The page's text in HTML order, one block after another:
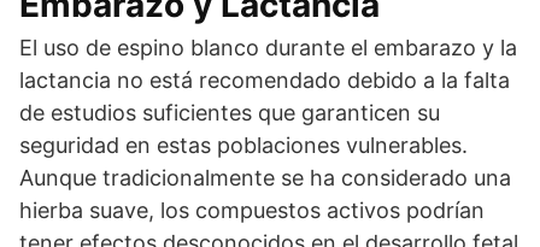
El uso de espino blanco durante el embarazo y la
lactancia no está recomendado debido a la falta
de estudios suficientes que garanticen su
seguridad en estas poblaciones vulnerables.
Aunque tradicionalmente se ha considerado una
hierba suave, los compuestos activos podrían